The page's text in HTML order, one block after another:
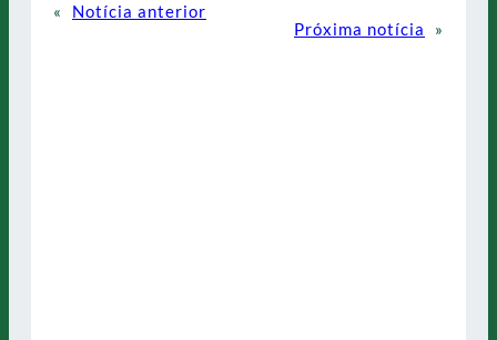
«
Notícia anterior
Próxima notícia
»